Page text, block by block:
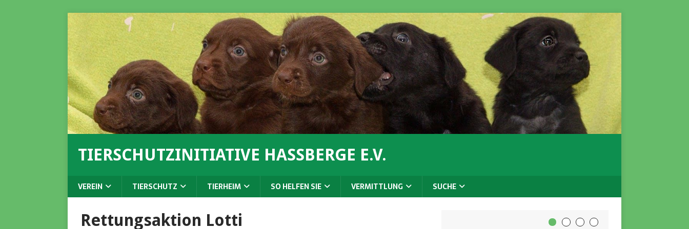
TIERSCHUTZINITIATIVE HASSBERGE E.V.
VEREIN TIERSCHUTZ TIERHEIM SO HELFEN SIE VERMITTLUNG SUCHE
Rettungsaktion Lotti